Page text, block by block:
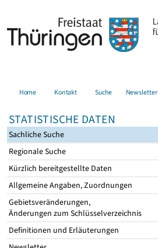
Home Kontakt Suche Newsletter
STATISTISCHE DATEN
Sachliche Suche
Regionale Suche
Kürzlich bereitgestellte Daten
Allgemeine Angaben, Zuordnungen
Gebietsveränderungen,
Änderungen zum Schlüsselverzeichnis
Definitionen und Erläuterungen